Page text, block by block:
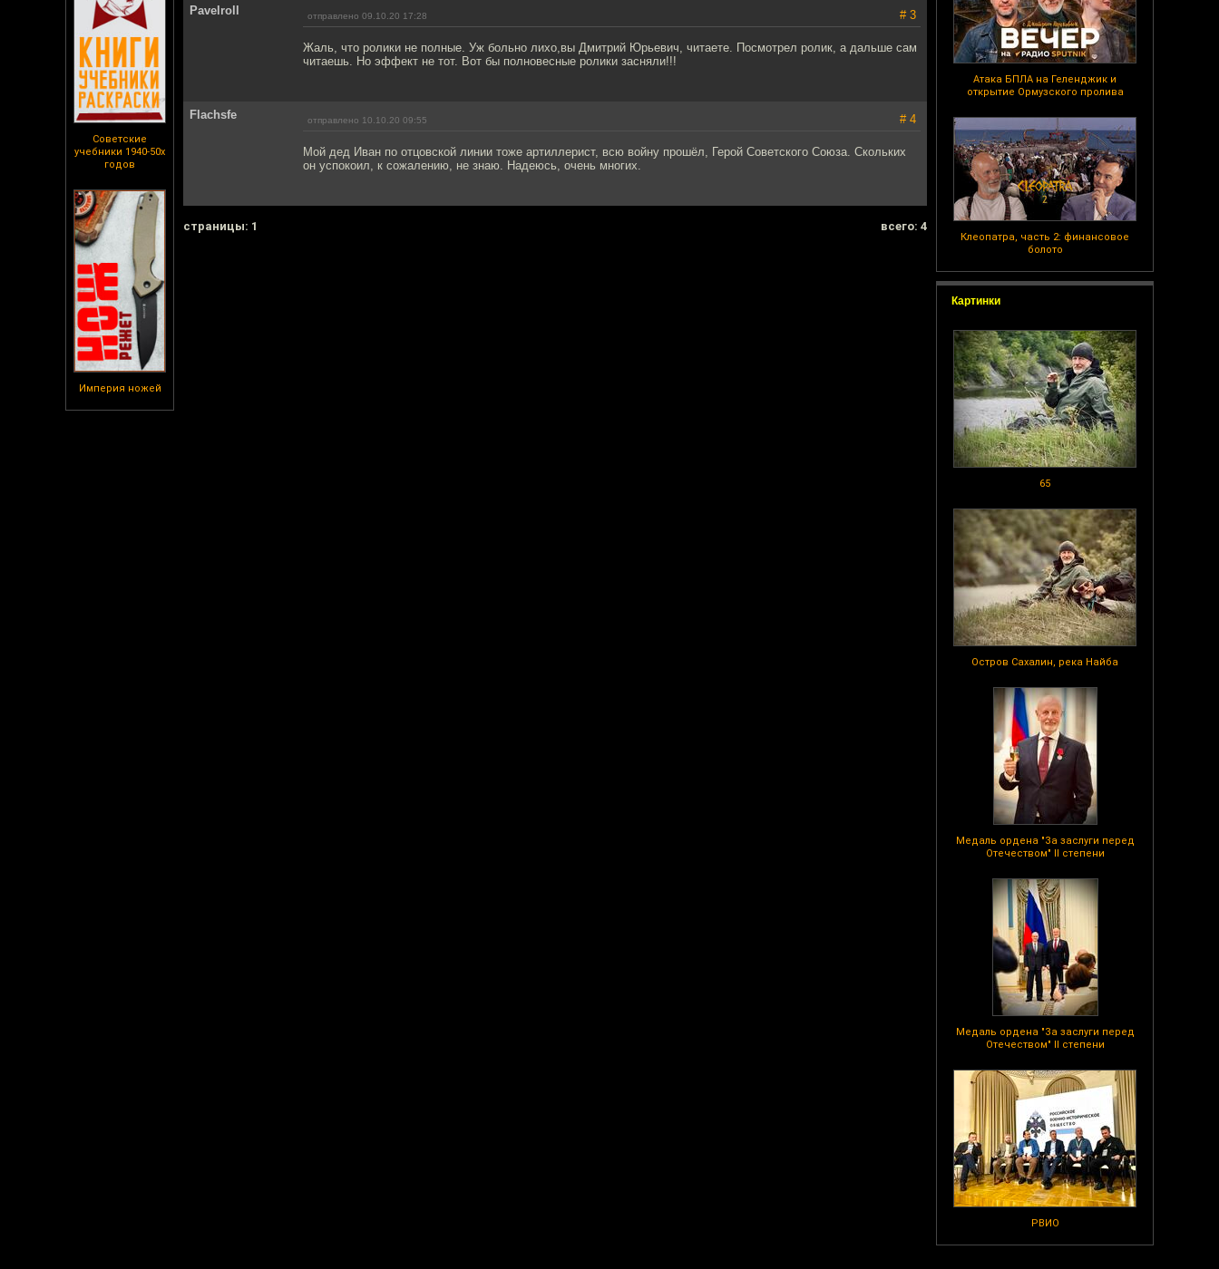
Советские
учебники 1940-50х
годов
Империя ножей
Атака БПЛА на Геленджик и
открытие Ормузского пролива
Клеопатра, часть 2: финансовое
болото
Картинки
65
Остров Сахалин, река Найба
Медаль ордена "За заслуги перед
Отечеством" II степени
Медаль ордена "За заслуги перед
Отечеством" II степени
РВИО
Pavelroll отправлено 09.10.20 17:28 # 3
Жаль, что ролики не полные. Уж больно лихо,вы Дмитрий Юрьевич, читаете. Посмотрел ролик, а дальше сам
читаешь. Но эффект не тот. Вот бы полновесные ролики засняли!!!
Flachsfe отправлено 10.10.20 09:55 # 4
Мой дед Иван по отцовской линии тоже артиллерист, всю войну прошёл, Герой Советского Союза. Скольких
он успокоил, к сожалению, не знаю. Надеюсь, очень многих.
cтраницы: 1 всего: 4